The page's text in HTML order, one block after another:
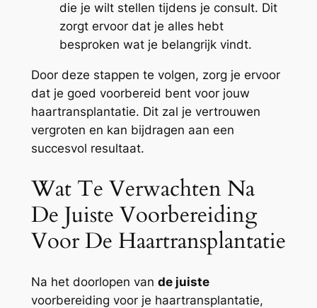
die je wilt stellen tijdens je consult. Dit
zorgt ervoor dat je alles hebt
besproken wat je belangrijk vindt.
Door deze stappen te volgen, zorg je ervoor
dat je goed voorbereid bent voor jouw
haartransplantatie. Dit zal je vertrouwen
vergroten en kan bijdragen aan een
succesvol resultaat.
Wat Te Verwachten Na
De Juiste Voorbereiding
Voor De Haartransplantatie
Na het doorlopen van de juiste
voorbereiding voor je haartransplantatie,